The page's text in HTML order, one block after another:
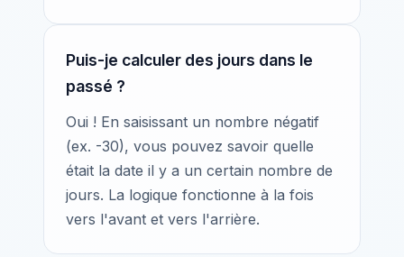
Puis-je calculer des jours dans le
passé ?
Oui ! En saisissant un nombre négatif
(ex. -30), vous pouvez savoir quelle
était la date il y a un certain nombre de
jours. La logique fonctionne à la fois
vers l'avant et vers l'arrière.